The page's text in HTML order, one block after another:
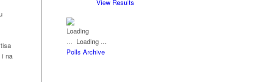
i na
View Results
Loading ...
Polls Archive